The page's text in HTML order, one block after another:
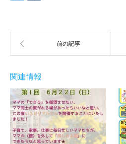
関連情報